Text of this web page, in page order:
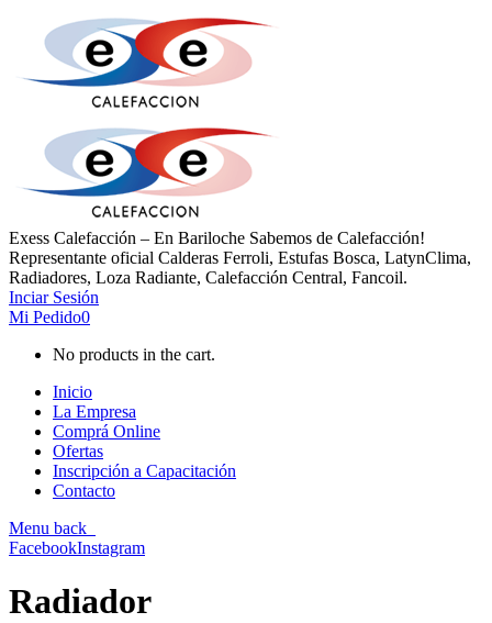
Exess Calefacción – En Bariloche Sabemos de Calefacción!
Representante oficial Calderas Ferroli, Estufas Bosca, LatynClima,
Radiadores, Loza Radiante, Calefacción Central, Fancoil.
Inciar Sesión
Mi Pedido0
No products in the cart.
Inicio
La Empresa
Comprá Online
Ofertas
Inscripción a Capacitación
Contacto
Menu back
FacebookInstagram
Radiador